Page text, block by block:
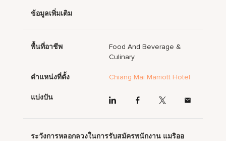
ข้อมูลเพิ่มเติม
พื้นที่อาชีพ
Food And Beverage &
Culinary
ตำแหน่งที่ตั้ง Chiang Mai Marriott Hotel
แบ่งปัน
ระวังการหลอกลวงในการรับสมัครพนักงาน แมริออ